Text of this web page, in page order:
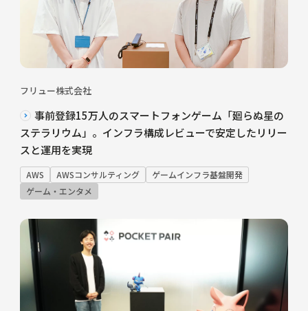
フリュー株式会社
事前登録15万人のスマートフォンゲーム「廻らぬ星の
ステラリウム」。インフラ構成レビューで安定したリリー
スと運用を実現
AWS AWSコンサルティング
ゲームインフラ基盤開発
ゲーム・エンタメ